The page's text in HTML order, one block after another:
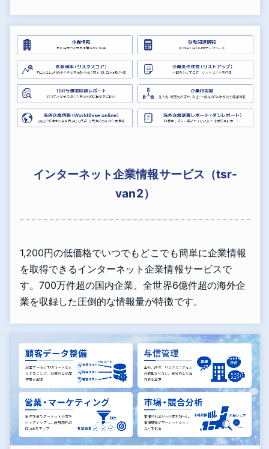
インターネット企業情報サービス（tsr-
van2）
1,200円の低価格でいつでもどこでも簡単に企業情報
を取得できるインターネット企業情報サービスで
す。700万件超の国内企業、全世界6億件超の海外企
業を収録した圧倒的な情報量が特徴です。